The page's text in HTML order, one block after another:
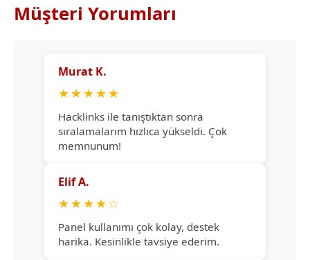
Müşteri Yorumları
Murat K.
★★★★★
Hacklinks ile tanıştıktan sonra
sıralamalarım hızlıca yükseldi. Çok
memnunum!
Elif A.
★★★★☆
Panel kullanımı çok kolay, destek
harika. Kesinlikle tavsiye ederim.